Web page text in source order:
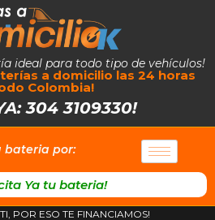
ideal para todo tipo de vehículos!
a domicilio las 24 horas
Colombia!
304 3109330!
bateria por:
Ya tu bateria!
POR ESO TE FINANCIAMOS!